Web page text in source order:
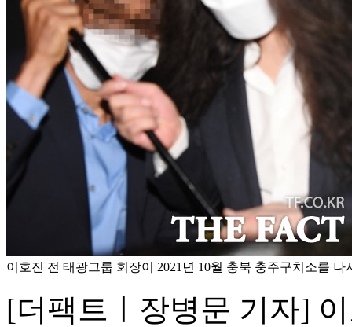
이호진 전 태광그룹 회장이 2021년 10월 충북 충주구치소를 나
[더팩트ㅣ장병문 기자]